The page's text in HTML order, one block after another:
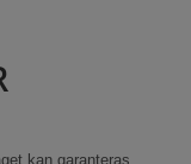
kan garanteras